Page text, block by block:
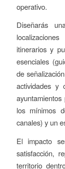
operativo.
Diseñarás
itinerarios y
esenciales
de
actividades y
los mínimos
canales) y un
El impacto
satisfacción,
territorio